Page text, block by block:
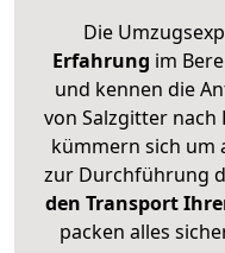
Die
Erfahrung im
und kennen die
von Salzgitter nach
kümmern sich um
zur Durchführung
den Transport
packen alles